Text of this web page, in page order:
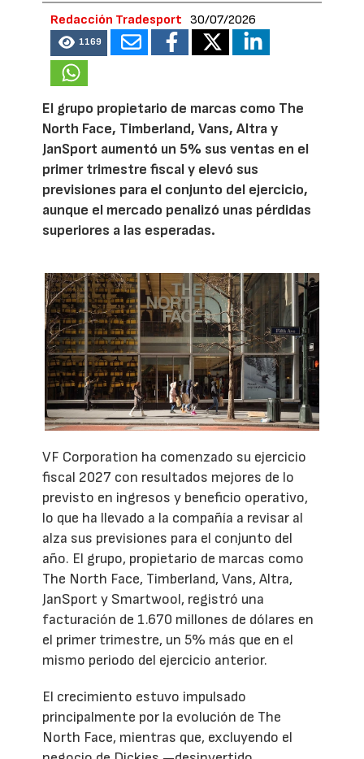
Redacción Tradesport 30/07/2026
1169
El grupo propietario de marcas como The
North Face, Timberland, Vans, Altra y
JanSport aumentó un 5% sus ventas en el
primer trimestre fiscal y elevó sus
previsiones para el conjunto del ejercicio,
aunque el mercado penalizó unas pérdidas
superiores a las esperadas.
VF Corporation ha comenzado su ejercicio
fiscal 2027 con resultados mejores de lo
previsto en ingresos y beneficio operativo,
lo que ha llevado a la compañía a revisar al
alza sus previsiones para el conjunto del
año. El grupo, propietario de marcas como
The North Face, Timberland, Vans, Altra,
JanSport y Smartwool, registró una
facturación de 1.670 millones de dólares en
el primer trimestre, un 5% más que en el
mismo periodo del ejercicio anterior.
El crecimiento estuvo impulsado
principalmente por la evolución de The
North Face, mientras que, excluyendo el